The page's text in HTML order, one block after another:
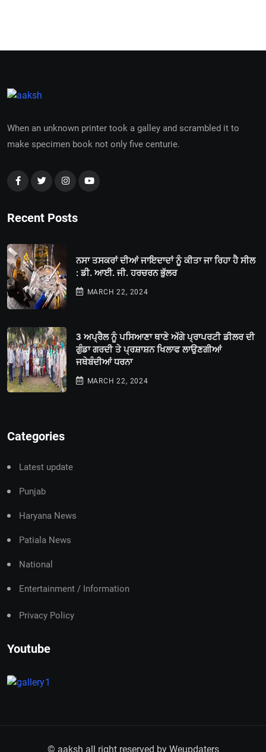
When an unknown printer took a galley and scrambled it to
make specimen book not only five centurie.
Recent Posts
ਨਸਾ ਤਸਕਰਾਂ ਦੀਆਂ ਜਾਇਦਾਦਾਂ ਨੂੰ ਕੀਤਾ ਜਾ ਰਿਹਾ ਹੈ ਸੀਲ
: ਡੀ. ਆਈ. ਜੀ. ਹਰਚਰਨ ਭੁੱਲਰ
MARCH 22, 2024
3 ਅਪ੍ਰੈਲ ਨੂੰ ਪਸਿਆਣਾ ਥਾਣੇ ਅੱਗੇ ਪ੍ਰਾਪਰਟੀ ਡੀਲਰ ਦੀ
ਗੁੰਡਾ ਗਰਦੀ ਤੇ ਪ੍ਰਸ਼ਾਸ਼ਨ ਖਿਲਾਫ ਲਾਉਣਗੀਆਂ
ਜਥੇਬੰਦੀਆਂ ਧਰਨਾ
MARCH 22, 2024
Categories
Latest update
Punjab
Haryana News
Patiala News
National
Entertainment / Information
Privacy Policy
Youtube
© aaksh all right reserved by Weupdaters